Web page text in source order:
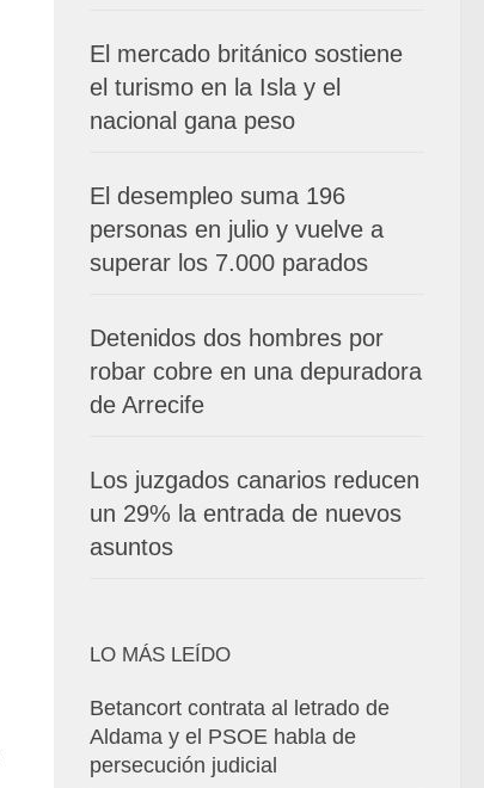
El mercado británico sostiene
el turismo en la Isla y el
nacional gana peso
El desempleo suma 196
personas en julio y vuelve a
superar los 7.000 parados
Detenidos dos hombres por
robar cobre en una depuradora
de Arrecife
Los juzgados canarios reducen
un 29% la entrada de nuevos
asuntos
LO MÁS LEÍDO
Betancort contrata al letrado de
Aldama y el PSOE habla de
persecución judicial